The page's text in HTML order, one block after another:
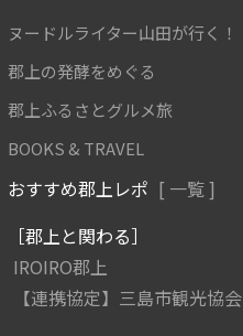
ヌードルライター山田が行く！
郡上の発酵をめぐる
郡上ふるさとグルメ旅
BOOKS & TRAVEL
おすすめ郡上レポ [ 一覧 ]
［郡上と関わる］
IROIRO郡上
【連携協定】三島市観光協会